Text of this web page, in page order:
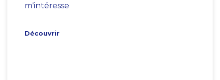
m'intéresse
Découvrir